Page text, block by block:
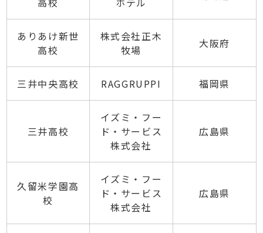
ありあけ新世
高校
株式会社正木
牧場
大阪府
三井中央高校 RAGGRUPPI 福岡県
三井高校
イズミ・フー
ド・サービス
株式会社
広島県
久留米学園高
校
イズミ・フー
ド・サービス
株式会社
広島県